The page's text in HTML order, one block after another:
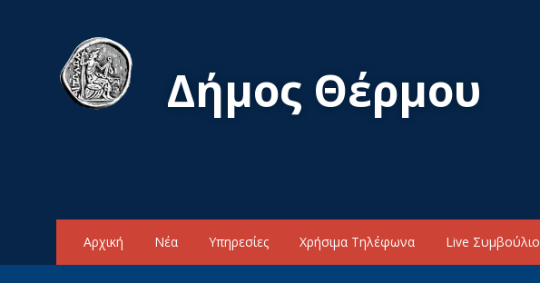
navigation
Δήμος Θέρμου
Αρχική Νέα Υπηρεσίες Χρήσιμα Τηλέφωνα Live Συμβούλιο